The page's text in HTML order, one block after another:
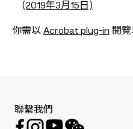
(2019年3月15日)
你需以 Acrobat plug-in 閱
聯繫我們